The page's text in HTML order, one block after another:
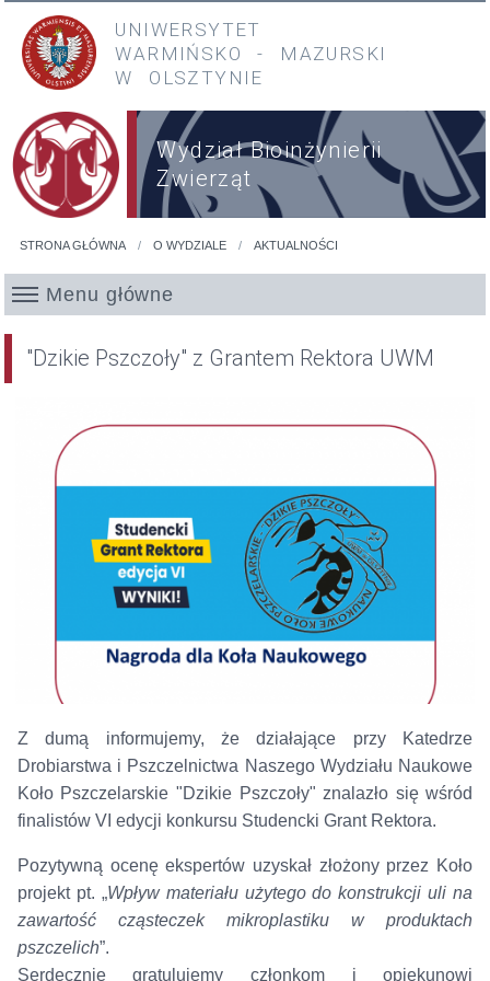
Przejdź do treści
Przejdź do menu głównego
UNIWERSYTET
WARMIŃSKO
- MAZURSKI
W OLSZTYNIE
Wydział Bioinżynierii
Zwierząt
STRONA GŁÓWNA O WYDZIALE AKTUALNOŚCI
Menu główne
"Dzikie Pszczoły" z Grantem Rektora UWM
Z dumą informujemy, że działające przy Katedrze
Drobiarstwa i Pszczelnictwa Naszego Wydziału Naukowe
Koło Pszczelarskie "Dzikie Pszczoły" znalazło się wśród
finalistów VI edycji konkursu Studencki Grant Rektora.
Pozytywną ocenę ekspertów uzyskał złożony przez Koło
projekt pt. „Wpływ materiału użytego do konstrukcji uli na
zawartość cząsteczek mikroplastiku w produktach
pszczelich”.
Serdecznie gratulujemy członkom i opiekunowi